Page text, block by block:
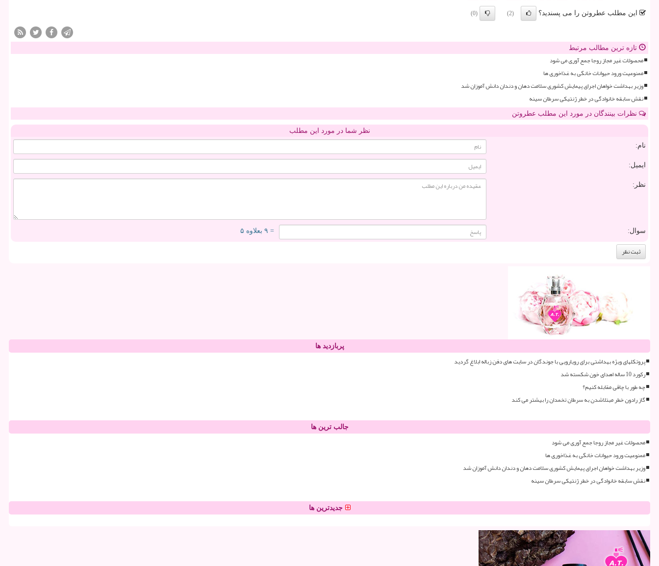
این مطلب عطروتن را می پسندید؟ (2)
(0)
تازه ترین مطالب مرتبط
محصولات غیر مجاز روجا جمع آوری می شود
ممنوعیت ورود حیوانات خانگی به غذاخوری ها
وزیر بهداشت خواهان اجرای پیمایش کشوری سلامت دهان و دندان دانش آموزان شد
نقش سابقه خانوادگی در خطر ژنتیکی سرطان سینه
نظرات بینندگان در مورد این مطلب عطروتن
نظر شما در مورد این مطلب
نام:
ایمیل:
نظر:
سوال: = ۹ بعلاوه ۵
پربازدید ها
پروتکلهای ویژه بهداشتی برای رویارویی با جوندگان در سایت های دفن زباله ابلاغ گردید
رکورد 10 ساله اهدای خون شکسته شد
چه طور با چاقی مقابله کنیم؟
گاز رادون خطر مبتلاشدن به سرطان تخمدان را بیشتر می کند
جالب ترین ها
محصولات غیر مجاز روجا جمع آوری می شود
ممنوعیت ورود حیوانات خانگی به غذاخوری ها
وزیر بهداشت خواهان اجرای پیمایش کشوری سلامت دهان و دندان دانش آموزان شد
نقش سابقه خانوادگی در خطر ژنتیکی سرطان سینه
جدیدترین ها